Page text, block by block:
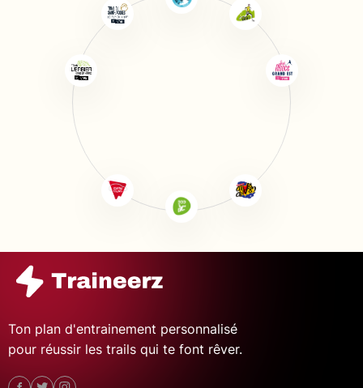
Ton plan d'entrainement personnalisé
pour réussir les trails qui te font rêver.